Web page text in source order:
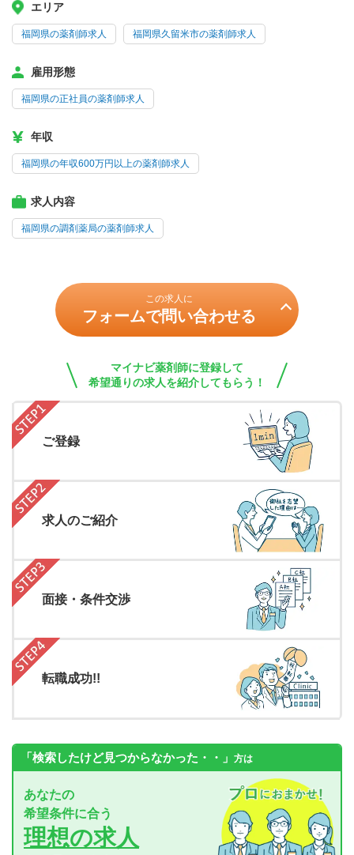
エリア
福岡県の薬剤師求人 福岡県久留米市の薬剤師求人
雇用形態
福岡県の正社員の薬剤師求人
年収
福岡県の年収600万円以上の薬剤師求人
求人内容
福岡県の調剤薬局の薬剤師求人
この求人に
フォームで問い合わせる
マイナビ薬剤師に登録して
希望通りの求人を紹介してもらう！
ご登録
求人のご紹介
面接・条件交渉
転職成功!!
「検索したけど見つからなかった・・」 方は
あなたの
希望条件に合う
理想の求人